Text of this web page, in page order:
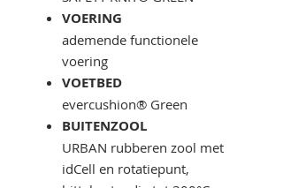
VOERING
ademende functionele
voering
VOETBED
evercushion® Green
BUITENZOOL
URBAN rubberen zool met
idCell en rotatiepunt,